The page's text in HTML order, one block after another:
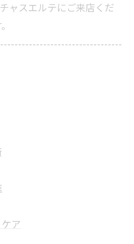
ャスエルテにご来店くだ
ア